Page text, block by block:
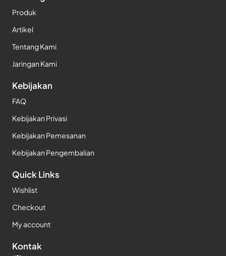
Produk
Artikel
Tentang Kami
Jaringan Kami
Kebijakan
FAQ
Kebijakan Privasi
Kebijakan Pemesanan
Kebijakan Pengembalian
Quick Links
Wishlist
Checkout
My account
Kontak